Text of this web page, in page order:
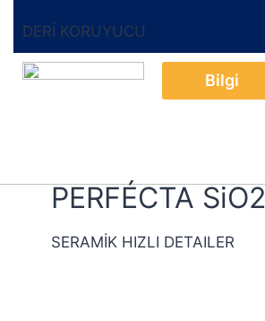
DERİ KORUYUCU
Bilgi
PERFÉCTA SiO2
SERAMİK HIZLI DETAILER